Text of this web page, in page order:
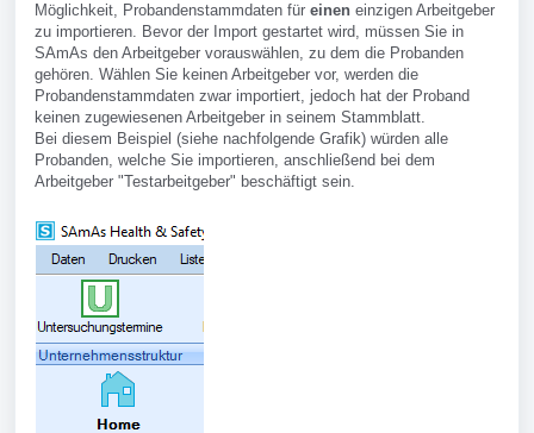
Möglichkeit, Probandenstammdaten für einen einzigen Arbeitgeber
zu importieren. Bevor der Import gestartet wird, müssen Sie in
SAmAs den Arbeitgeber vorauswählen, zu dem die Probanden
gehören. Wählen Sie keinen Arbeitgeber vor, werden die
Probandenstammdaten zwar importiert, jedoch hat der Proband
keinen zugewiesenen Arbeitgeber in seinem Stammblatt.
Bei diesem Beispiel (siehe nachfolgende Grafik) würden alle
Probanden, welche Sie importieren, anschließend bei dem
Arbeitgeber "Testarbeitgeber" beschäftigt sein.